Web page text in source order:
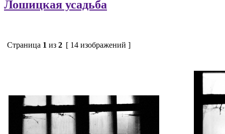
Лошицкая усадьба
Страница 1 из 2 [ 14 изображений ]